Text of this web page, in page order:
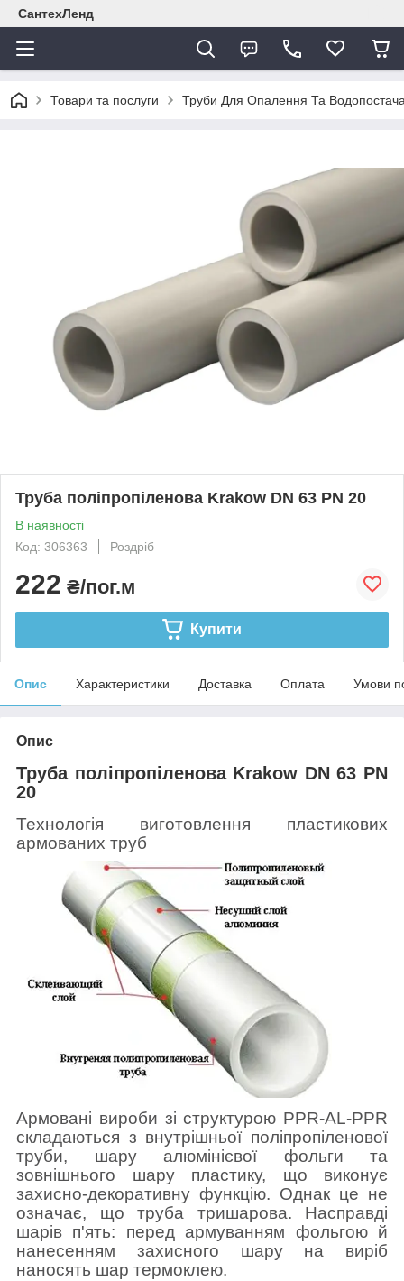
СантехЛенд
Товари та послуги Труби Для Опалення Та
Труба поліпропіленова Krakow DN 63 PN 20
В наявності
Код: 306363
Роздріб
222 ₴/пог.м
Купити
Опис Характеристики Доставка Оплата Умови
Опис
Труба поліпропіленова Krakow DN 63 PN
20
Технологія виготовлення пластикових
армованих труб
Армовані вироби зі структурою PPR-AL-PPR
складаються з внутрішньої поліпропіленової
труби, шару алюмінієвої фольги та
зовнішнього шару пластику, що виконує
захисно-декоративну функцію. Однак це не
означає, що труба тришарова. Насправді
шарів п'ять: перед армуванням фольгою й
нанесенням захисного шару на виріб
наносять шар термоклею.